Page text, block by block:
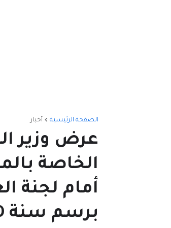
الصفحة الرئيسية أخبار
عرض وزير
الخاصة
أمام لجنة
برسم سنة 2020